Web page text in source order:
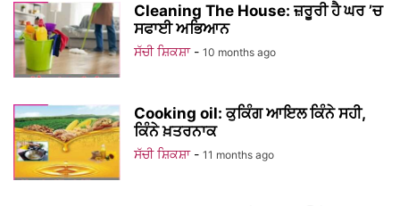
Cleaning The House: ਜ਼ਰੂਰੀ ਹੈ ਘਰ ’ਚ
ਸਫਾਈ ਅਭਿਆਨ
ਸੱਚੀ ਸ਼ਿਕਸ਼ਾ - 10 months ago
Cooking oil: ਕੁਕਿੰਗ ਆਇਲ ਕਿੰਨੇ ਸਹੀ,
ਕਿੰਨੇ ਖ਼ਤਰਨਾਕ
ਸੱਚੀ ਸ਼ਿਕਸ਼ਾ - 11 months ago